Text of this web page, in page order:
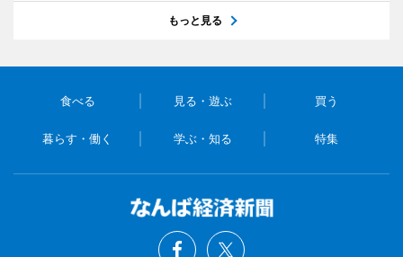
もっと見る
食べる 見る・遊ぶ 買う
暮らす・働く 学ぶ・知る 特集